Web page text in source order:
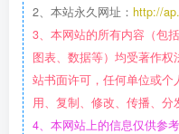
2、本站永久网址： http://
3、本网站的所有内容（包
图表、数据等）均受著作
站书面许可，任何单位或个
用、复制、修改、传播、分
4、本网站上的信息仅供参